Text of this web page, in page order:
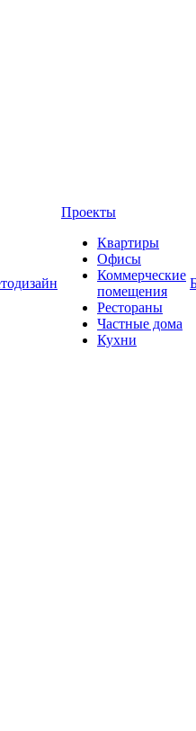
Проекты
Квартиры
Офисы
Коммерческие
помещения
Рестораны
Частные дома
Кухни